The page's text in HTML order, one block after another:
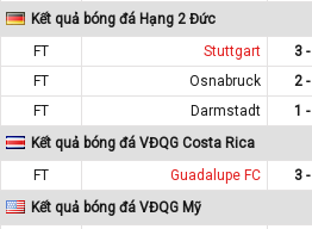
Kết quả bóng đá Hạng 2 Đức
FT
Stuttgart 3
FT
Osnabruck 2
FT
Darmstadt 1 -
Kết quả bóng đá VĐQG Costa Rica
FT
Guadalupe FC 3 -
Kết quả bóng đá VĐQG Mỹ